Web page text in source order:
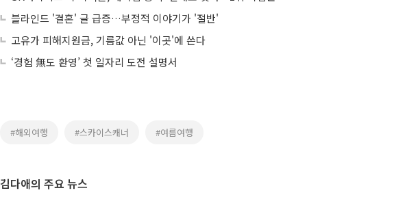
블라인드 '결혼' 글 급증…부정적 이야기가 '절반'
고유가 피해지원금, 기름값 아닌 '이곳'에 쓴다
‘경험 無도 환영’ 첫 일자리 도전 설명서
#해외여행 #스카이스캐너 #여름여행
김다애의 주요 뉴스